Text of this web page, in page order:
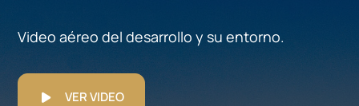
Video aéreo del desarrollo y su entorno.
VER VIDEO